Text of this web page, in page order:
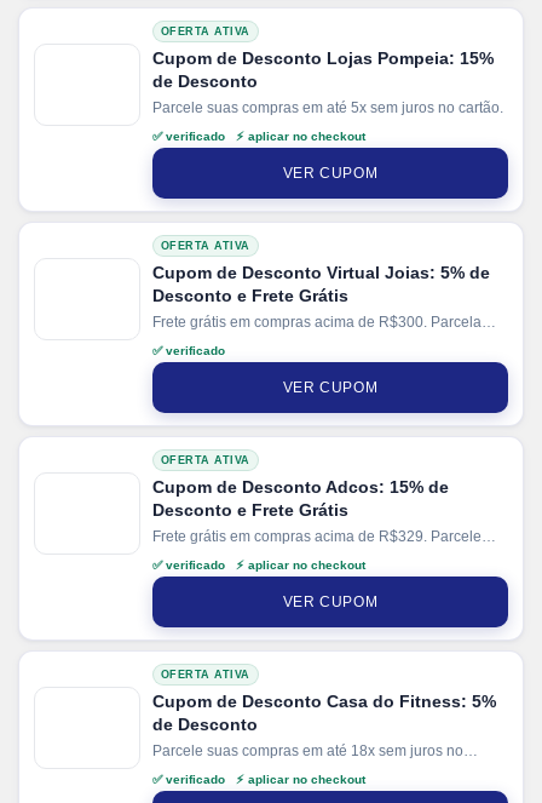
OFERTA ATIVA
Cupom de Desconto Lojas Pompeia: 15%
de Desconto
Parcele suas compras em até 5x sem juros no cartão.
✅ verificado ⚡ aplicar no checkout
VER CUPOM
OFERTA ATIVA
Cupom de Desconto Virtual Joias: 5% de
Desconto e Frete Grátis
Frete grátis em compras acima de R$300. Parcela
sua compra em até 6x sem juros.
✅ verificado
VER CUPOM
OFERTA ATIVA
Cupom de Desconto Adcos: 15% de
Desconto e Frete Grátis
Frete grátis em compras acima de R$329. Parcele
suas compras em até 6x sem juros no cartão. Ganhe
+ 3% de desconto em pagamentos via PIX.
✅ verificado ⚡ aplicar no checkout
VER CUPOM
OFERTA ATIVA
Cupom de Desconto Casa do Fitness: 5%
de Desconto
Parcele suas compras em até 18x sem juros no
cartão. Ganhe + 5% de desconto em pagamentos via
PIX.
✅ verificado ⚡ aplicar no checkout